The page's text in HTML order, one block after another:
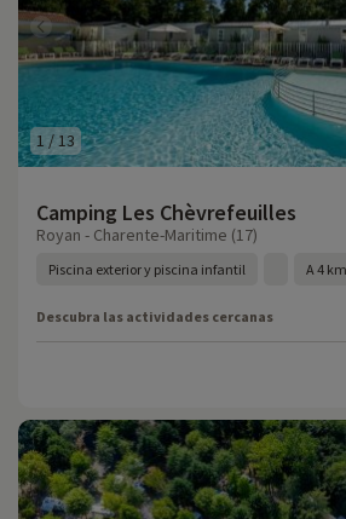
1 /13
Camping Les Chèvrefeuilles
Royan - Charente-Maritime (17)
Piscina exterior y piscina infantil A 4
Descubra las actividades cercanas